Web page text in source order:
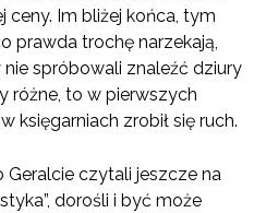
ceny. Im bliżej końca, tym
prawda trochę narzekają,
spróbowali znaleźć dziury
różne, to w pierwszych
księgarniach zrobił się ruch.
Geralcie czytali jeszcze na
dorośli i być może